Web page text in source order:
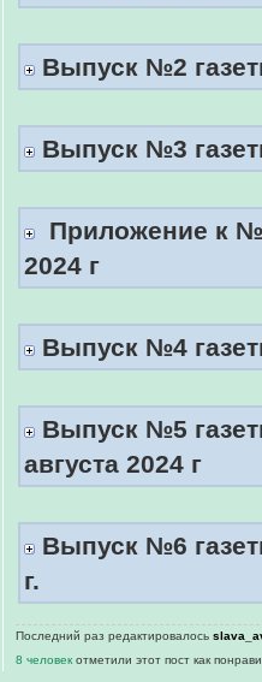
Выпуск №2
Выпуск №3
Приложение к
2024 г
Выпуск №4
Выпуск №5
августа 2024 г
Выпуск №6
г.
Последний раз редактировалось
8 человек отметили этот пост как